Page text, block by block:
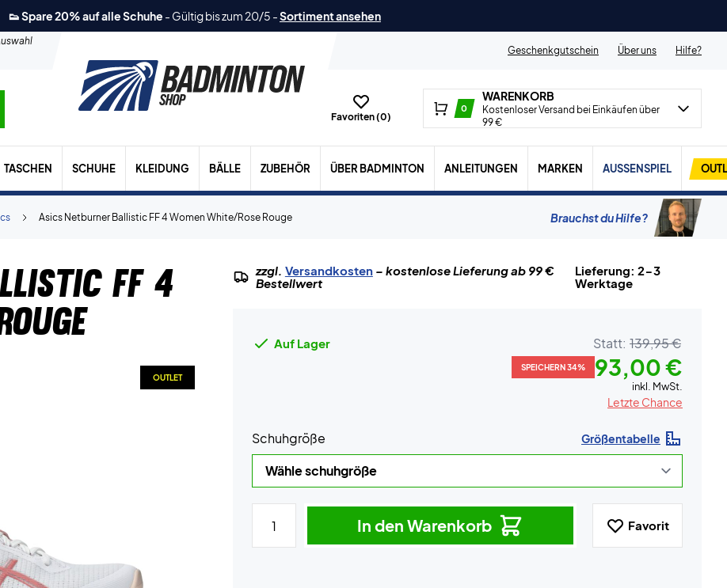
👟 Spare 20% auf alle Schuhe - Gültig bis zum 20/5 -Sortiment ansehen
Geschenkgutschein
Über uns Hilfe?
Favoriten (0)
0
WARENKORB
Kostenloser Versand bei Einkäufen über
99 €
TASCHEN SCHUHE KLEIDUNG BÄLLE ZUBEHÖR ÜBER BADMINTON ANLEITUNGEN MARKEN AUSSENSPIEL
Asics Netburner Ballistic FF 4 Women White/Rose Rouge Brauchst du Hilfe?
FF 4
OUTLET
zzgl. Versandkosten– kostenlose Lieferung ab 99 €
Bestellwert
Lieferung: 2-3
Werktage
Auf Lager Statt: 139,95 €
SPEICHERN 34% 93,00 €
inkl. MwSt.
Letzte Chance
Schuhgröße Größentabelle
In den Warenkorb Favorit